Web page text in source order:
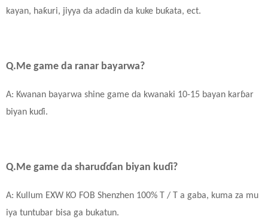
kayan, haƙuri, jiyya da adadin da kuke buƙata, ect.
Q.Me game da ranar bayarwa?
A: Kwanan bayarwa shine game da kwanaki 10-15 bayan karɓar
biyan kuɗi.
Q.Me game da sharuɗɗan biyan kuɗi?
A: Kullum EXW KO FOB Shenzhen 100% T / T a gaba, kuma za mu
iya tuntubar bisa ga bukatun.